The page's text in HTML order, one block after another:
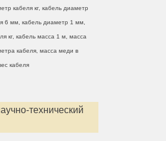
кабеля кг, кабель диаметр
6 мм, кабель диаметр 1 мм,
кг, кабель масса 1 м, масса
кабеля, масса меди в
кабеля
технический